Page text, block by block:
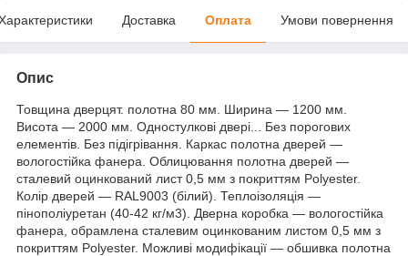
Доставка Оплата Умови повернення
Опис
Товщина дверцят. полотна 80 мм. Ширина — 1200 мм.
Висота — 2000 мм. Одностулкові двері... Без порогових
елементів. Без підігрівання. Каркас полотна дверей —
вологостійка фанера. Облицювання полотна дверей —
сталевий оцинкований лист 0,5 мм з покриттям Polyester.
Колір дверей — RAL9003 (білий). Теплоізоляція —
пінополіуретан (40-42 кг/м3). Дверна коробка — вологостійка
фанера, обрамлена сталевим оцинкованим листом 0,5 мм з
покриттям Polyester. Можливі модифікації — обшивка полотна